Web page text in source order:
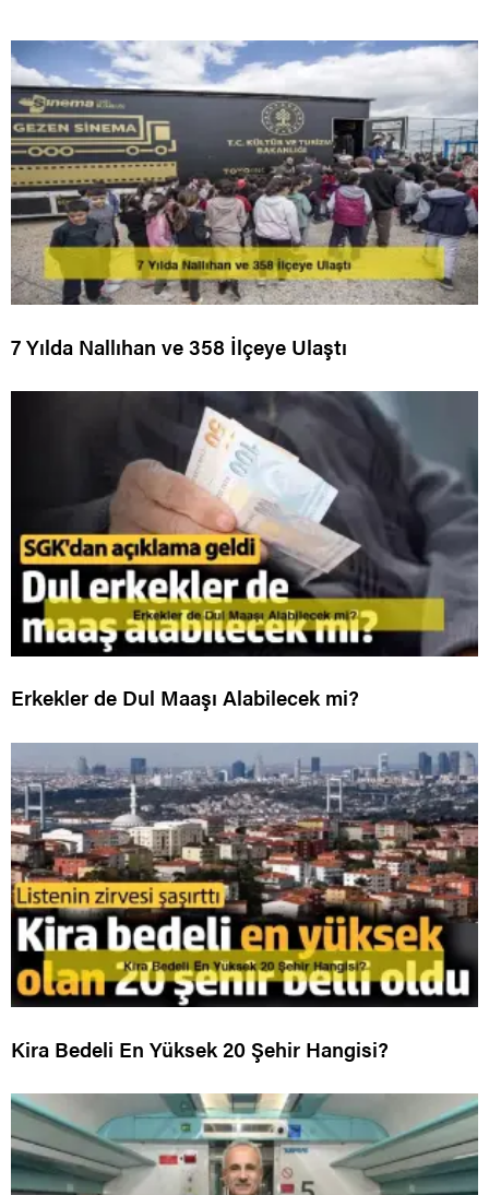
7 Yılda Nallıhan ve 358 İlçeye Ulaştı
Erkekler de Dul Maaşı Alabilecek mi?
Kira Bedeli En Yüksek 20 Şehir Hangisi?